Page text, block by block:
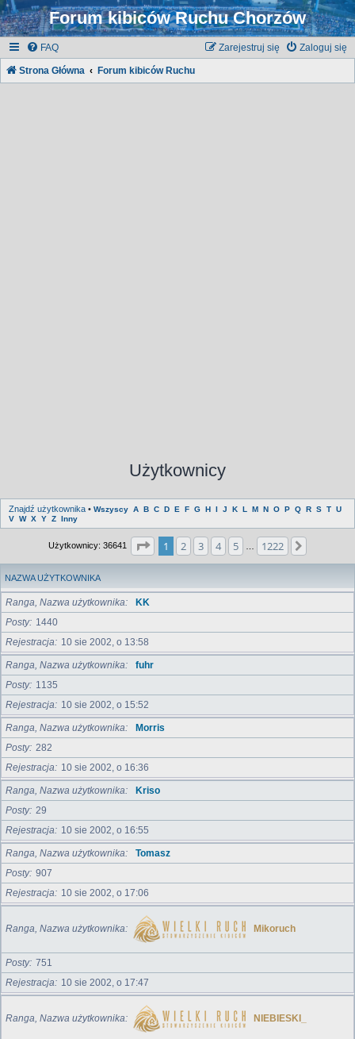
Forum kibiców Ruchu Chorzów
FAQ Zaloguj się
Zarejestruj się
Strona Główna Forum kibiców Ruchu
Użytkownicy
Znajdź użytkownika • Wszyscy A B C D E F G H I J K L M N O P Q R S T U
V W X Y Z Inny
Użytkownicy: 36641 Strona1 z1222
1 2 3 4 5 1222
NAZWA UŻYTKOWNIKA
Ranga, Nazwa użytkownika
KK
Posty
1440
Rejestracja
10 sie 2002, o 13:58
Ranga, Nazwa użytkownika
fuhr
Posty
1135
Rejestracja
10 sie 2002, o 15:52
Ranga, Nazwa użytkownika
Morris
Posty 282
Rejestracja
10 sie 2002, o 16:36
Ranga, Nazwa użytkownika
Kriso
Posty 29
Rejestracja
10 sie 2002, o 16:55
Ranga, Nazwa użytkownika
Tomasz
Posty 907
Rejestracja
10 sie 2002, o 17:06
Ranga, Nazwa użytkownika Mikoruch
Posty 751
Rejestracja
10 sie 2002, o 17:47
Ranga, Nazwa użytkownika NIEBIESKI_